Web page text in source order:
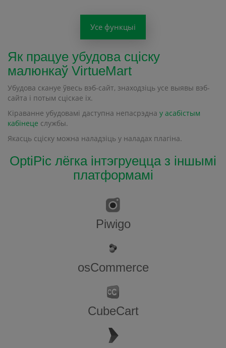
Усе функцыі
Як працуе убудова сціску
малюнкаў VirtueMart
Убудова скануе ўвесь вэб-сайт, знаходзіць усе выявы вэб-
сайта і потым сціскае іх.
Кіраванне убудовамі даступна непасрэдна у асабістым
кабінеце службы.
Якасць сціску можна наладзіць у наладах плагіна.
OptiPic лёгка інтэгруецца з іншымі
платформамі
Piwigo
osCommerce
CubeCart